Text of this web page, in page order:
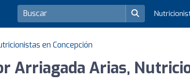
en Concepción
Arriagada Arias,